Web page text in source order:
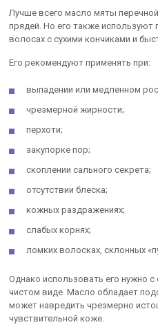
Лучше всего масло мяты
прядей. Но его также используют
волосах с сухими кончиками и
Его рекомендуют применять при:
выпадении или медленном
чрезмерной жирности;
перхоти;
закупорке пор;
скоплении сального секрета;
отсутствии блеска;
кожных раздражениях;
слабых корнях;
ломких волосках, склонных
Однако использовать его нужно
чистом виде. Масло обладает
может навредить чрезмерно
чувствительной коже.